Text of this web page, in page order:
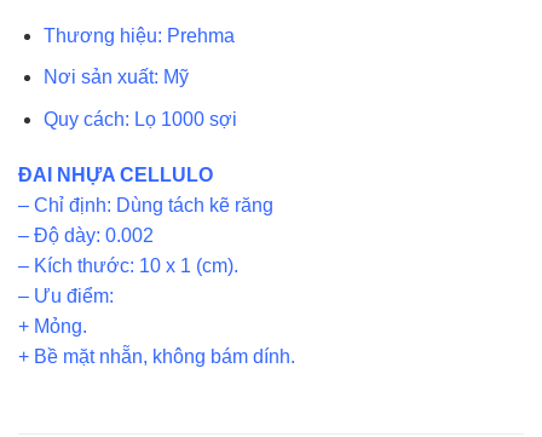
Thương hiệu: Prehma
Nơi sản xuất: Mỹ
Quy cách: Lọ 1000 sợi
ĐAI NHỰA CELLULO
– Chỉ định: Dùng tách kẽ răng
– Độ dày: 0.002
– Kích thước: 10 x 1 (cm).
– Ưu điểm:
+ Mỏng.
+ Bề mặt nhẵn, không bám dính.